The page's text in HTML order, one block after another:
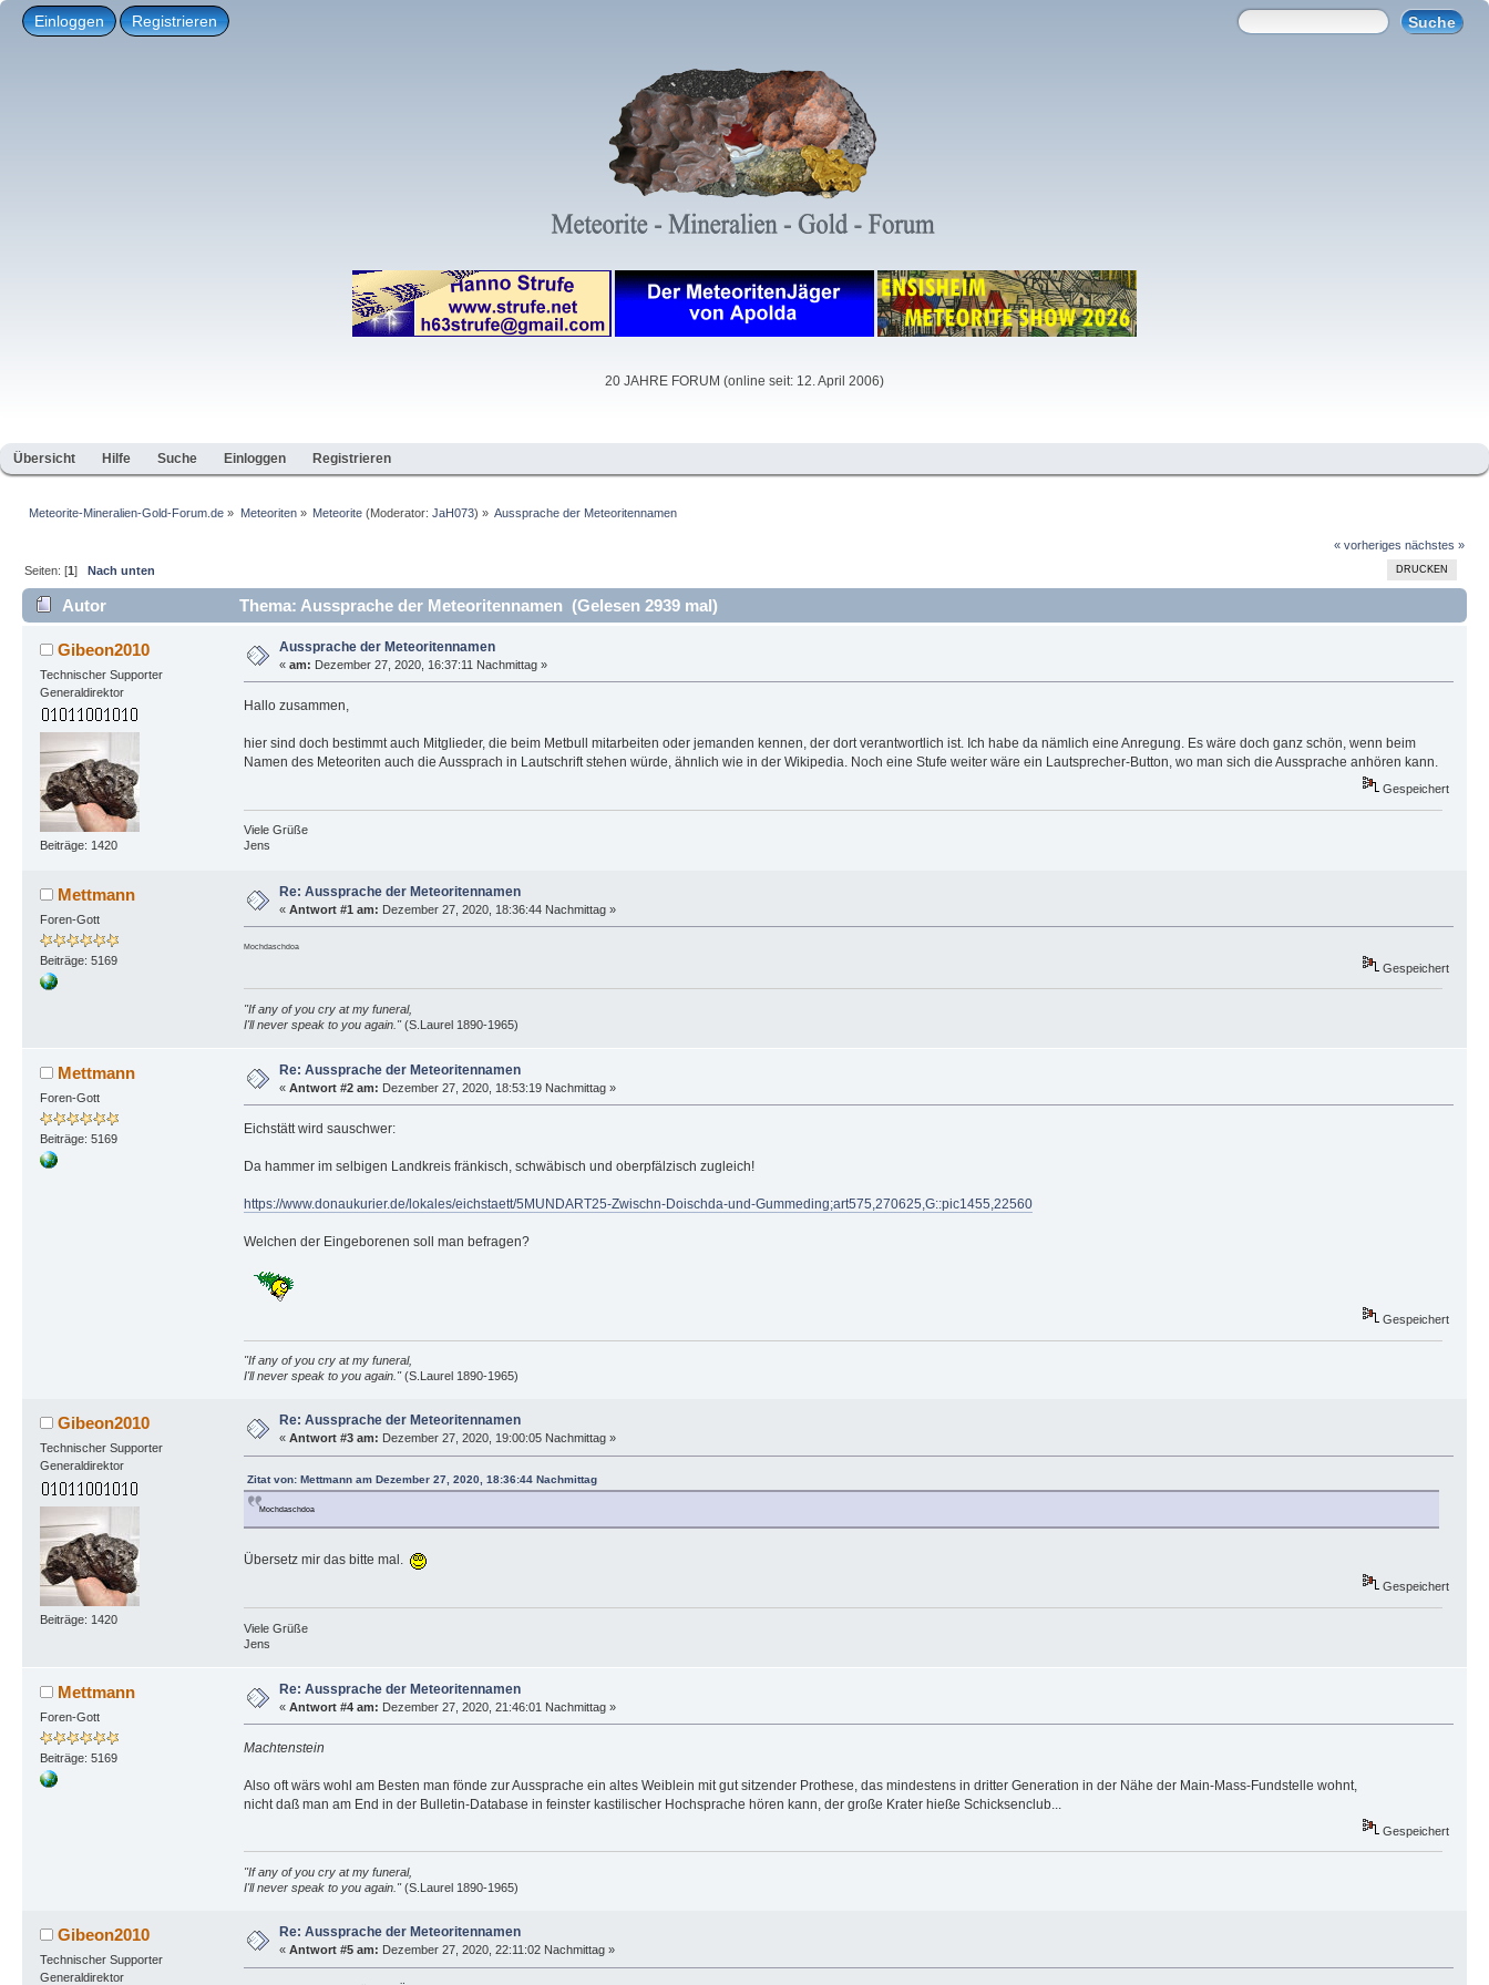
Einloggen Registrieren
20 JAHRE FORUM (online seit: 12. April 2006)
Übersicht Hilfe Suche Einloggen Registrieren
Meteorite-Mineralien-Gold-Forum.de » Meteoriten» Meteorite(Moderator: JaH073) » Aussprache der Meteoritennamen
« vorheriges nächstes »
DRUCKEN
Seiten: [1]Nach unten
Autor Thema: Aussprache der Meteoritennamen (Gelesen 2939 mal)
Gibeon2010
Technischer Supporter
Generaldirektor
Beiträge: 1420
Aussprache der Meteoritennamen
« am: Dezember 27, 2020, 16:37:11 Nachmittag »
Hallo zusammen,
hier sind doch bestimmt auch Mitglieder, die beim Metbull mitarbeiten oder jemanden kennen, der dort verantwortlich ist. Ich habe da nämlich eine Anregung. Es wäre doch ganz schön, wenn beim
Namen des Meteoriten auch die Aussprach in Lautschrift stehen würde, ähnlich wie in der Wikipedia. Noch eine Stufe weiter wäre ein Lautsprecher-Button, wo man sich die Aussprache anhören kann.
Gespeichert
Viele Grüße
Jens
Mettmann
Foren-Gott
Beiträge: 5169
Re: Aussprache der Meteoritennamen
« Antwort #1 am: Dezember 27, 2020, 18:36:44 Nachmittag »
Mochdaschdoa
Gespeichert
"If any of you cry at my funeral,
I'll never speak to you again."(S.Laurel 1890-1965)
Mettmann
Foren-Gott
Beiträge: 5169
Re: Aussprache der Meteoritennamen
« Antwort #2 am: Dezember 27, 2020, 18:53:19 Nachmittag »
Eichstätt wird sauschwer:
Da hammer im selbigen Landkreis fränkisch, schwäbisch und oberpfälzisch zugleich!
https://www.donaukurier.de/lokales/eichstaett/5MUNDART25-Zwischn-Doischda-und-Gummeding;art575,270625,G::pic1455,22560
Welchen der Eingeborenen soll man befragen?
Gespeichert
"If any of you cry at my funeral,
I'll never speak to you again."(S.Laurel 1890-1965)
Gibeon2010
Technischer Supporter
Generaldirektor
Beiträge: 1420
Re: Aussprache der Meteoritennamen
« Antwort #3 am: Dezember 27, 2020, 19:00:05 Nachmittag »
Zitat von: Mettmann am Dezember 27, 2020, 18:36:44 Nachmittag
Mochdaschdoa
Übersetz mir das bitte mal.
Gespeichert
Viele Grüße
Jens
Mettmann
Foren-Gott
Beiträge: 5169
Re: Aussprache der Meteoritennamen
« Antwort #4 am: Dezember 27, 2020, 21:46:01 Nachmittag »
Machtenstein
Also oft wärs wohl am Besten man fönde zur Aussprache ein altes Weiblein mit gut sitzender Prothese, das mindestens in dritter Generation in der Nähe der Main-Mass-Fundstelle wohnt,
nicht daß man am End in der Bulletin-Database in feinster kastilischer Hochsprache hören kann, der große Krater hieße Schicksenclub...
Gespeichert
"If any of you cry at my funeral,
I'll never speak to you again."(S.Laurel 1890-1965)
Gibeon2010
Technischer Supporter
Generaldirektor
Re: Aussprache der Meteoritennamen
« Antwort #5 am: Dezember 27, 2020, 22:11:02 Nachmittag »